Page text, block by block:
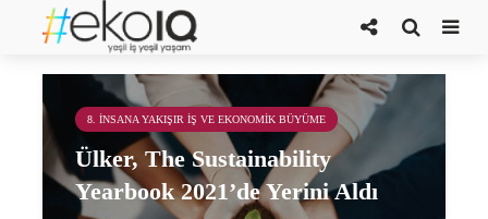
ülker
8. İNSANA YAKIŞIR İŞ VE EKONOMIK BÜYÜME
Ülker, The Sustainability
Yearbook 2021’de Yerini Aldı